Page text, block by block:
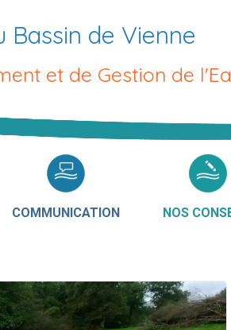
de Vienne
et de Gestion de
COMMUNICATION NOS